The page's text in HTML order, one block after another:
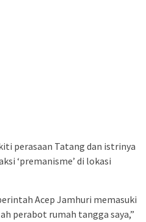
perasaan Tatang dan istrinya
‘premanisme’ di lokasi
Acep Jamhuri memasuki
perabot rumah tangga saya,”